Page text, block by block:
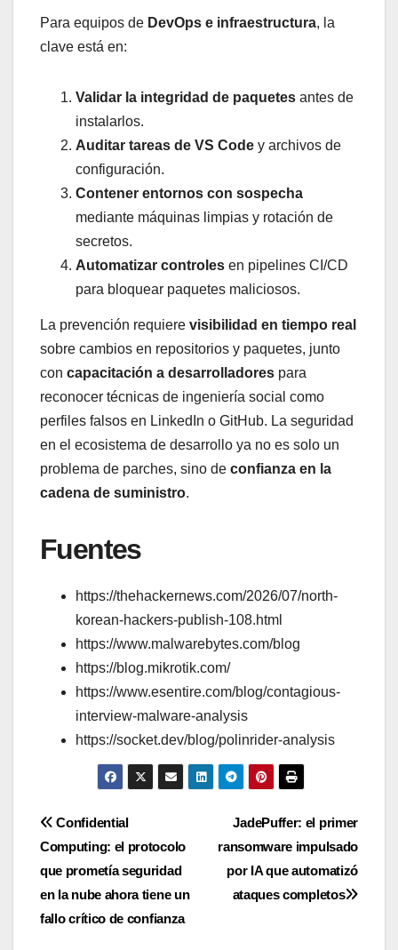
Para equipos de DevOps e infraestructura, la
clave está en:
Validar la integridad de paquetes antes de
instalarlos.
Auditar tareas de VS Code y archivos de
configuración.
Contener entornos con sospecha
mediante máquinas limpias y rotación de
secretos.
Automatizar controles en pipelines CI/CD
para bloquear paquetes maliciosos.
La prevención requiere visibilidad en tiempo real
sobre cambios en repositorios y paquetes, junto
con capacitación a desarrolladores para
reconocer técnicas de ingeniería social como
perfiles falsos en LinkedIn o GitHub. La seguridad
en el ecosistema de desarrollo ya no es solo un
problema de parches, sino de confianza en la
cadena de suministro.
Fuentes
https://thehackernews.com/2026/07/north-
korean-hackers-publish-108.html
https://www.malwarebytes.com/blog
https://blog.mikrotik.com/
https://www.esentire.com/blog/contagious-
interview-malware-analysis
https://socket.dev/blog/polinrider-analysis
Navegación
de
entradas
JadePuffer: el primer
ransomware impulsado
por IA que automatizó
ataques completos
Confidential
Computing: el protocolo
que prometía seguridad
en la nube ahora tiene un
fallo crítico de confianza